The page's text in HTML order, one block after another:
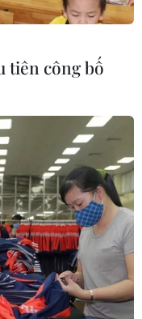
tịch đảng LDP
Abe đang dẫn
tiên công bố